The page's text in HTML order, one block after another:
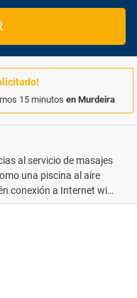
15 minutos en Murdeira
al servicio de masajes
una piscina al aire
conexión a Internet wifi
cuidado infantil (de
de la zona en un